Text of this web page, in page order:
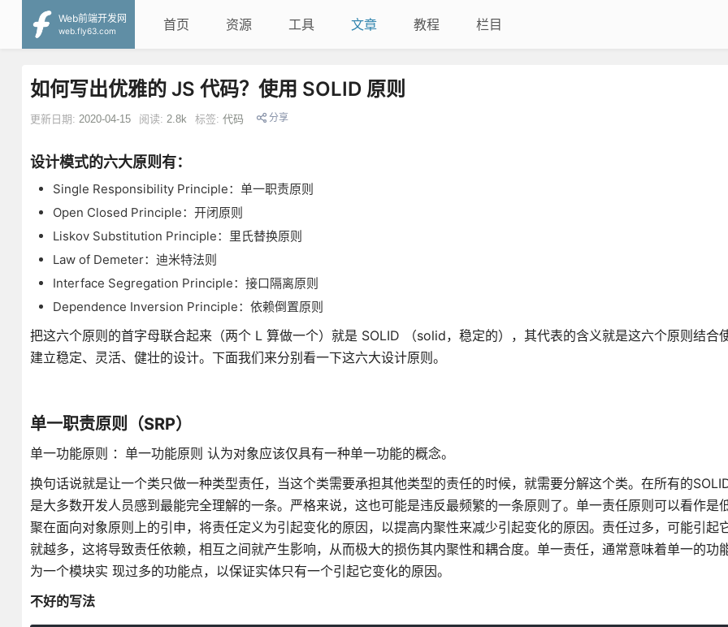
Web前端开发网
web.fly63.com
首页 资源 工具 文章 教程 栏目
如何写出优雅的 JS 代码？使用 SOLID 原则
更新日期: 2020-04-15 阅读: 2.8k 标签: 代码 分享
设计模式的六大原则有：
Single Responsibility Principle：单一职责原则
Open Closed Principle：开闭原则
Liskov Substitution Principle：里氏替换原则
Law of Demeter：迪米特法则
Interface Segregation Principle：接口隔离原则
Dependence Inversion Principle：依赖倒置原则
把这六个原则的首字母联合起来（两个 L 算做一个）就是 SOLID （solid，稳定的），其代表的含义就是这六个原则结合
建立稳定、灵活、健壮的设计。下面我们来分别看一下这六大设计原则。
单一职责原则（SRP）
单一功能原则 ：单一功能原则 认为对象应该仅具有一种单一功能的概念。
换句话说就是让一个类只做一种类型责任，当这个类需要承担其他类型的责任的时候，就需要分解这个类。在所有的
是大多数开发人员感到最能完全理解的一条。严格来说，这也可能是违反最频繁的一条原则了。单一责任原则可以看作是
聚在面向对象原则上的引申，将责任定义为引起变化的原因，以提高内聚性来减少引起变化的原因。责任过多，可能引起
就越多，这将导致责任依赖，相互之间就产生影响，从而极大的损伤其内聚性和耦合度。单一责任，通常意味着单一的功
为一个模块实 现过多的功能点，以保证实体只有一个引起它变化的原因。
不好的写法